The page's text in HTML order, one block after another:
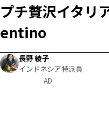
プチ贅沢イタ
entino
長野 綾子
インドネシア特派員
AD